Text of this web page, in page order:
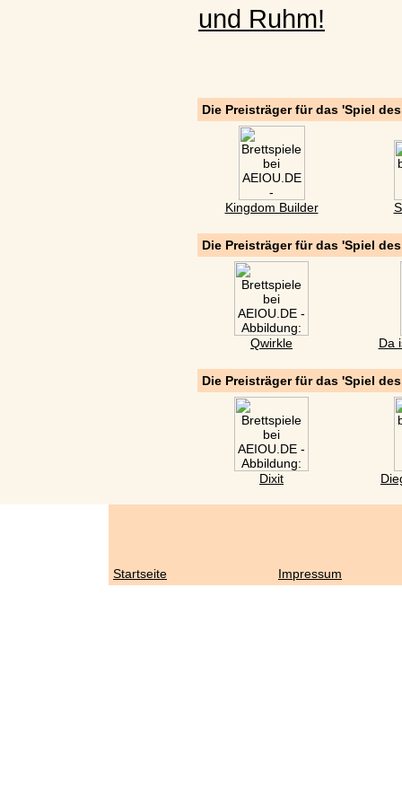
und Ruhm!
Die Preisträger für das 'Spiel
Kingdom Builder
Die Preisträger für das 'Spiel
Qwirkle Da
Die Preisträger für das 'Spiel
Dixit
Startseite Impressum